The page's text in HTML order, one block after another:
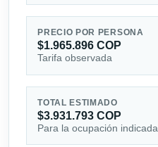
PRECIO POR PERSONA
$1.965.896 COP
Tarifa observada
TOTAL ESTIMADO
$3.931.793 COP
Para la ocupación indicada